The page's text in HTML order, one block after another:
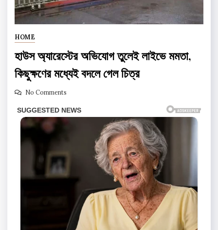
HOME
হাউস অ্যারেস্টের অভিযোগ তুলেই লাইভে মমতা,
কিছুক্ষণের মধ্যেই বদলে গেল চিত্র
No Comments